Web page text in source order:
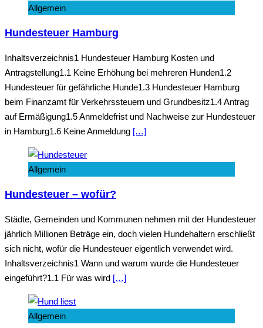
Allgemein
Hundesteuer Hamburg
Inhaltsverzeichnis1 Hundesteuer Hamburg Kosten und
Antragstellung1.1 Keine Erhöhung bei mehreren Hunden1.2
Hundesteuer für gefährliche Hunde1.3 Hundesteuer Hamburg
beim Finanzamt für Verkehrssteuern und Grundbesitz1.4 Antrag
auf Ermäßigung1.5 Anmeldefrist und Nachweise zur Hundesteuer
in Hamburg1.6 Keine Anmeldung […]
Allgemein
Hundesteuer – wofür?
Städte, Gemeinden und Kommunen nehmen mit der Hundesteuer
jährlich Millionen Beträge ein, doch vielen Hundehaltern erschließt
sich nicht, wofür die Hundesteuer eigentlich verwendet wird.
Inhaltsverzeichnis1 Wann und warum wurde die Hundesteuer
eingeführt?1.1 Für was wird […]
Allgemein